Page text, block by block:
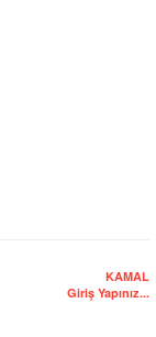
KAMAL
Giriş Yapınız...